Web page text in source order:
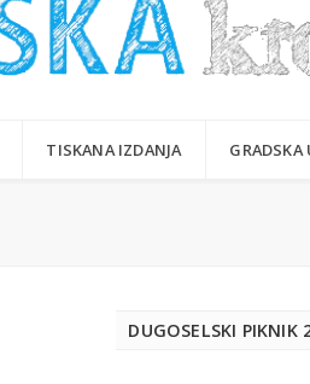
TISKANA IZDANJA GRADSKA
DUGOSELSKI PIKNIK